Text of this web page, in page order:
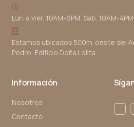
Lun. a Vier. 10AM-6PM, Sab. 10AM-4PM
Estamos ubicados 500m. oeste del
Pedro, Edificio Doña Lolita
Información
Nosotros
Contacto